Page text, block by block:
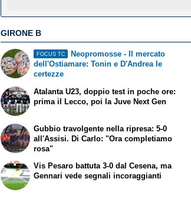
GIRONE B
FOCUS TC
Neopromosse - Il mercato
dell'Ostiamare: Tonin e D'Andrea le
certezze
Atalanta U23, doppio test in poche ore:
prima il Lecco, poi la Juve Next Gen
Gubbio travolgente nella ripresa: 5-0
all'Assisi. Di Carlo: "Ora completiamo
rosa"
Vis Pesaro battuta 3-0 dal Cesena, ma
Gennari vede segnali incoraggianti